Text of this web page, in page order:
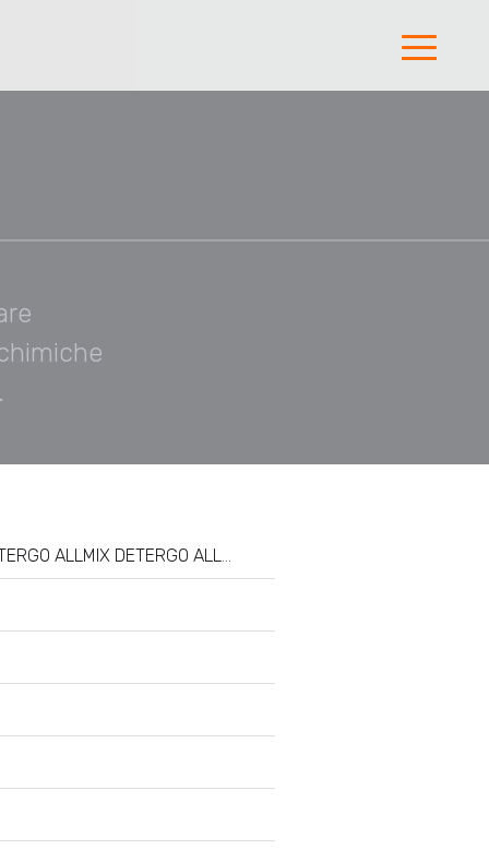
ALLMIX DETERGO ALLMIX DETERGO ALLMIX DETERGO ALLMIX DETERGO